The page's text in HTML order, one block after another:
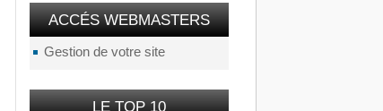
ACCÉS WEBMASTERS
Gestion de votre site
LE TOP 10